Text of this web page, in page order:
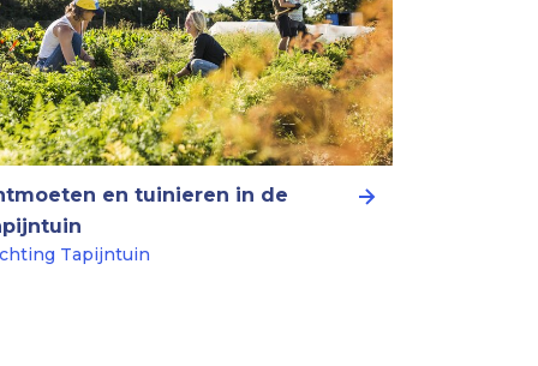
en tuinieren in de
Tapijntuin